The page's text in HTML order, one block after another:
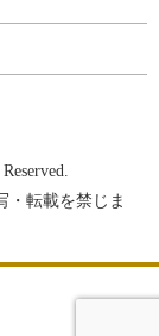
・転載を禁じま